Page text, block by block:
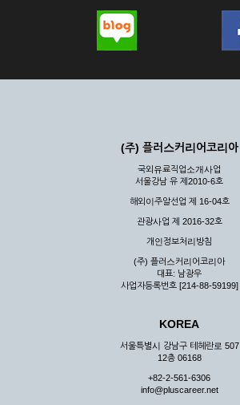
(주) 플러스커리어코리아
국외유료직업소개사업
서울강남 유 제2010-6호
해외이주알선업 제 16-04호
관광사업 제 2016-32호
개인정보처리방침
(주) 플러스커리어코리아
대표: 남광우
사업자등록번호 [214-88-59199]
KOREA
서울특별시 강남구 테헤란로 507
12층 06168
+82-2-561-6306
info@pluscareer.net